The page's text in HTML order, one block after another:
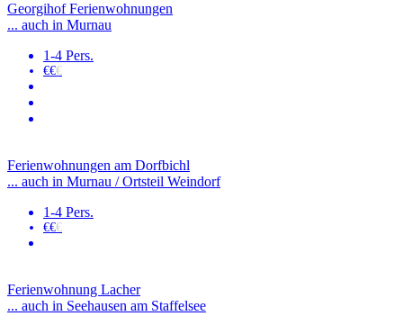
Georgihof Ferienwohnungen
... auch in Murnau
1-4 Pers.
€€€
Ferienwohnungen am Dorfbichl
... auch in Murnau / Ortsteil Weindorf
1-4 Pers.
€€€
Ferienwohnung Lacher
... auch in Seehausen am Staffelsee